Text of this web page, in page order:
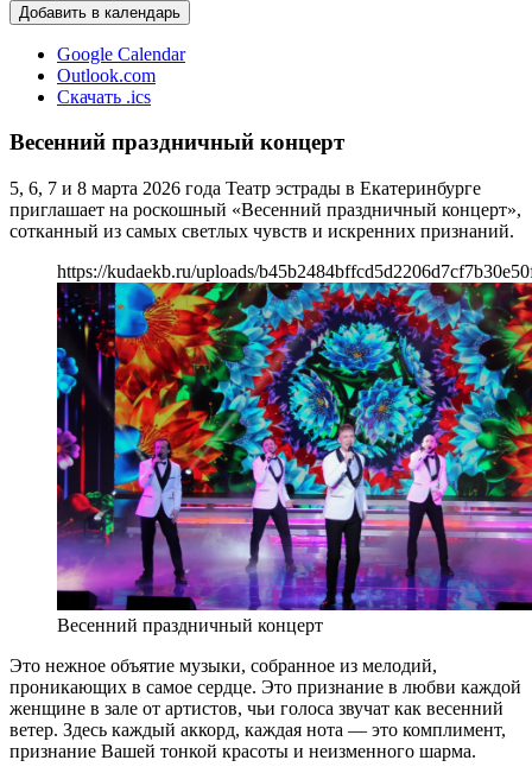
Добавить в календарь
Google Calendar
Outlook.com
Скачать .ics
Весенний праздничный концерт
5, 6, 7 и 8 марта 2026 года Театр эстрады в Екатеринбурге
приглашает на роскошный «Весенний праздничный концерт»,
сотканный из самых светлых чувств и искренних признаний.
https://kudaekb.ru/uploads/
Весенний праздничный концерт
Это нежное объятие музыки, собранное из мелодий,
проникающих в самое сердце. Это признание в любви каждой
женщине в зале от артистов, чьи голоса звучат как весенний
ветер. Здесь каждый аккорд, каждая нота — это комплимент,
признание Вашей тонкой красоты и неизменного шарма.